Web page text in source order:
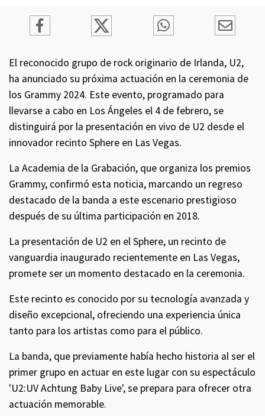
El reconocido grupo de rock originario de Irlanda, U2,
ha anunciado su próxima actuación en la ceremonia de
los Grammy 2024. Este evento, programado para
llevarse a cabo en Los Ángeles el 4 de febrero, se
distinguirá por la presentación en vivo de U2 desde el
innovador recinto Sphere en Las Vegas.
La Academia de la Grabación, que organiza los premios
Grammy, confirmó esta noticia, marcando un regreso
destacado de la banda a este escenario prestigioso
después de su última participación en 2018.
La presentación de U2 en el Sphere, un recinto de
vanguardia inaugurado recientemente en Las Vegas,
promete ser un momento destacado en la ceremonia.
Este recinto es conocido por su tecnología avanzada y
diseño excepcional, ofreciendo una experiencia única
tanto para los artistas como para el público.
La banda, que previamente había hecho historia al ser el
primer grupo en actuar en este lugar con su espectáculo
'U2:UV Achtung Baby Live', se prepara para ofrecer otra
actuación memorable.